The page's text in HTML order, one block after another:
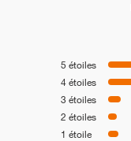
5 étoiles
4étoiles
3 étoiles
2 étoiles
1 étoile